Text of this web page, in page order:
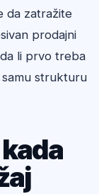
da zatražite
prodajni
li prvo treba
strukturu